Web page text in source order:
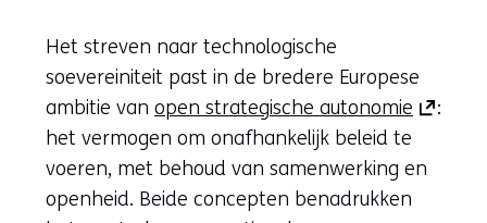
Het streven naar technologische
soevereiniteit past in de bredere Europese
ambitie van open strategische autonomie (opent
nieuw
:
het vermogen om onafhankelijk beleid te
voeren, met behoud van samenwerking en
openheid. Beide concepten benadrukken